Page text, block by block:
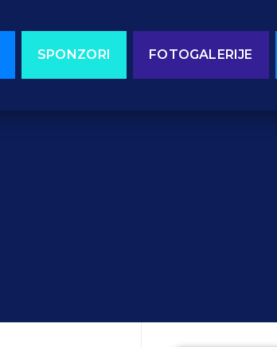
SPONZORI FOTOGALERIJE